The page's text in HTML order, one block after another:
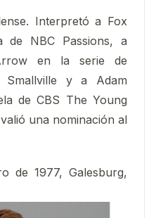
Interpretó a Fox
de NBC Passions, a
en la serie de
Smallville y a Adam
de CBS The Young
una nominación al
de 1977, Galesburg,